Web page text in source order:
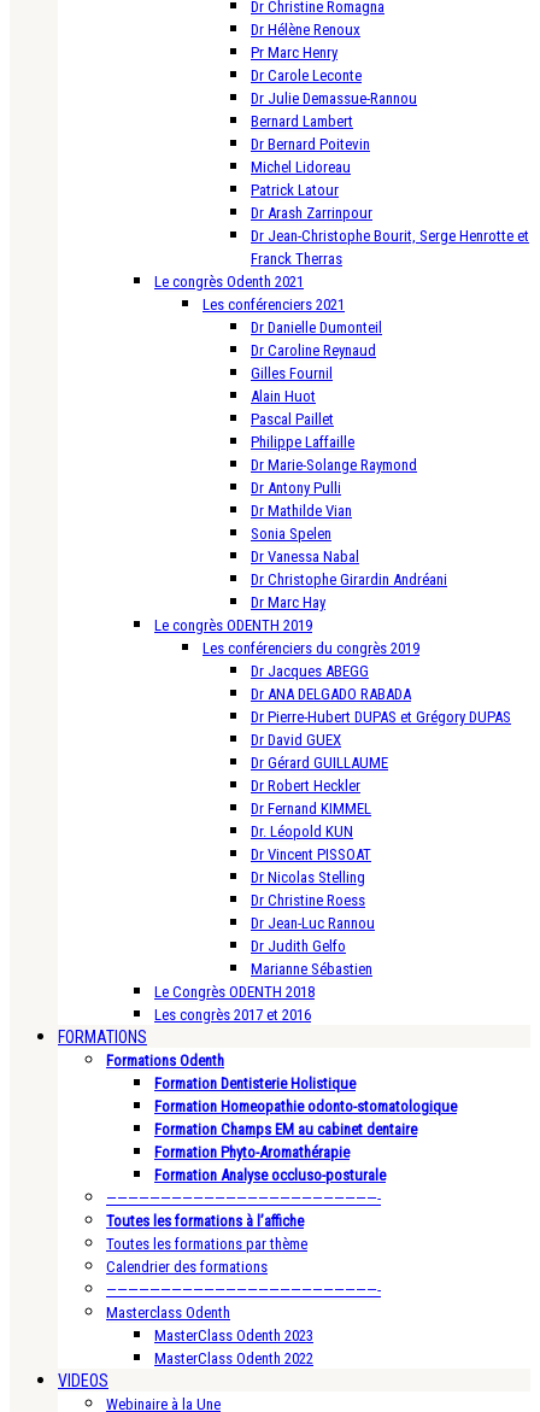
Dr Christine Romagna
Dr Hélène Renoux
Pr Marc Henry
Dr Carole Leconte
Dr Julie Demassue-Rannou
Bernard Lambert
Dr Bernard Poitevin
Michel Lidoreau
Patrick Latour
Dr Arash Zarrinpour
Dr Jean-Christophe Bourit, Serge Henrotte et
Franck Therras
Le congrès Odenth 2021
Les conférenciers 2021
Dr Danielle Dumonteil
Dr Caroline Reynaud
Gilles Fournil
Alain Huot
Pascal Paillet
Philippe Laffaille
Dr Marie-Solange Raymond
Dr Antony Pulli
Dr Mathilde Vian
Sonia Spelen
Dr Vanessa Nabal
Dr Christophe Girardin Andréani
Dr Marc Hay
Le congrès ODENTH 2019
Les conférenciers du congrès 2019
Dr Jacques ABEGG
Dr ANA DELGADO RABADA
Dr Pierre-Hubert DUPAS et Grégory DUPAS
Dr David GUEX
Dr Gérard GUILLAUME
Dr Robert Heckler
Dr Fernand KIMMEL
Dr. Léopold KUN
Dr Vincent PISSOAT
Dr Nicolas Stelling
Dr Christine Roess
Dr Jean-Luc Rannou
Dr Judith Gelfo
Marianne Sébastien
Le Congrès ODENTH 2018
Les congrès 2017 et 2016
FORMATIONS
Formations Odenth
Formation Dentisterie Holistique
Formation Homeopathie odonto-stomatologique
Formation Champs EM au cabinet dentaire
Formation Phyto-Aromathérapie
Formation Analyse occluso-posturale
—————————————————————————-
Toutes les formations à l’affiche
Toutes les formations par thème
Calendrier des formations
—————————————————————————-
Masterclass Odenth
MasterClass Odenth 2023
MasterClass Odenth 2022
VIDEOS
Webinaire à la Une